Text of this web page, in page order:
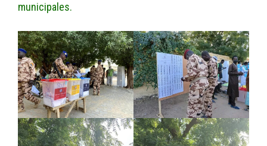
municipales.